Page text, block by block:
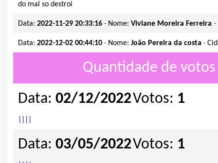
do mal so destroi
Data: 2022-11-29 20:33:16 - Nome: Viviane Moreira Ferreira -
Data: 2022-12-02 00:44:10 - Nome: João Pereira da costa -
Quantidade de
Data: 02/12/2022Votos: 1
Data: 03/05/2022Votos: 1